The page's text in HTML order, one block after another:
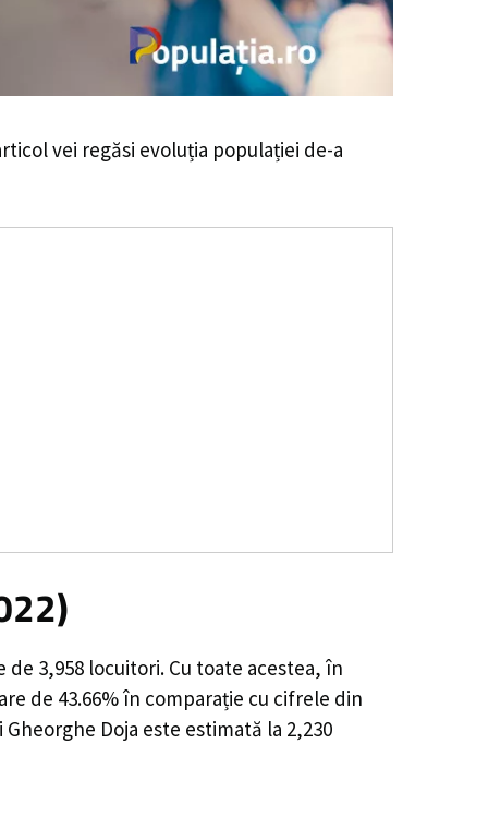
vei regăsi evoluția populației de-a
de 3,958 locuitori. Cu toate acestea, în
de 43.66%în comparație cu cifrele din
Doja este estimată la 2,230